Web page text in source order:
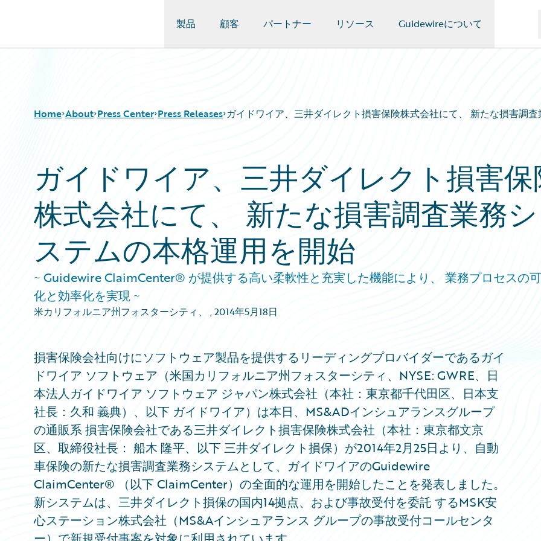
製品 顧客 パートナー リソース Guidewireについて
Home About Press Center Press Releases ガイドワイア、三井ダイレクト損害保険株式会社にて、 新たな損害調
ガイドワイア、三井ダイレクト損害
株式会社にて、 新たな損害調査業務シ
ステムの本格運用を開始
~ Guidewire ClaimCenter® が提供する高い柔軟性と充実した機能により、 業務プロセスの
化と効率化を実現 ~
米カリフォルニア州フォスターシティ、 ,2014年5月18日
損害保険会社向けにソフトウェア製品を提供するリーディングプロバイダーであるガイ
ドワイア ソフトウェア（米国カリフォルニア州フォスターシティ、NYSE: GWRE、日
本法人ガイドワイア ソフトウェア ジャパン株式会社（本社：東京都千代田区、日本支
社長：久和 義典）、以下 ガイドワイア）は本日、MS&ADインシュアランスグループ
の通販系 損害保険会社である三井ダイレクト損害保険株式会社（本社：東京都文京
区、取締役社長： 船木 隆平、以下 三井ダイレクト損保）が2014年2月25日より、自動
車保険の新たな損害調査業務システムとして、ガイドワイアのGuidewire
ClaimCenter® （以下 ClaimCenter）の全面的な運用を開始したことを発表しました。
新システムは、三井ダイレクト損保の国内14拠点、および事故受付を委託 するMSK安
心ステーション株式会社（MS&Aインシュアランス グループの事故受付コールセンタ